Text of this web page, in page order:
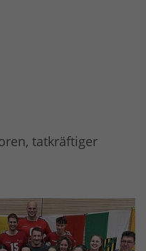
tatkräftiger